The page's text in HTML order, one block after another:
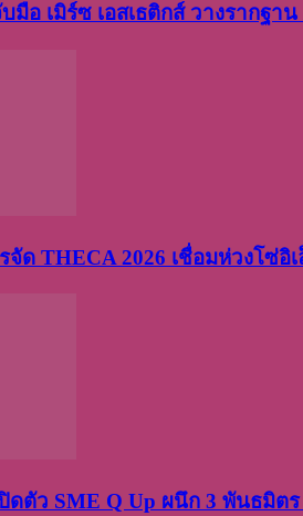
มือ เมิร์ซ เอสเธติกส์ วางรากฐ
ด THECA 2026 เชื่อมห่วงโซ่
ดตัว SME Q Up ผนึก 3 พันธมิ